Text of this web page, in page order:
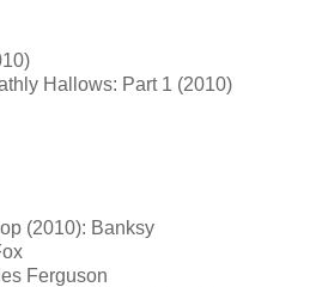
Hallows: Part 1 (2010)
(2010): Banksy
Ferguson